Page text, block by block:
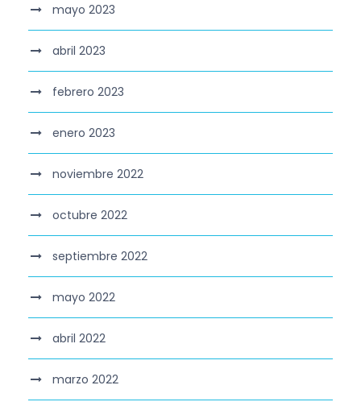
mayo 2023
abril 2023
febrero 2023
enero 2023
noviembre 2022
octubre 2022
septiembre 2022
mayo 2022
abril 2022
marzo 2022